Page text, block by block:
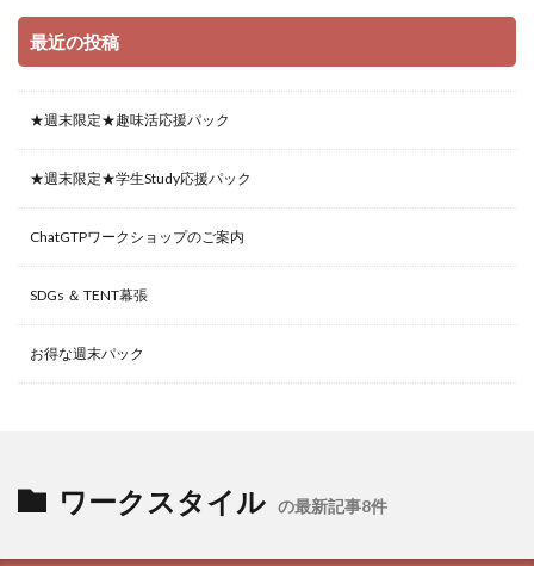
最近の投稿
★週末限定★趣味活応援パック
★週末限定★学生Study応援パック
ChatGTPワークショップのご案内
SDGs ＆ TENT幕張
お得な週末パック
ワークスタイル の最新記事8件